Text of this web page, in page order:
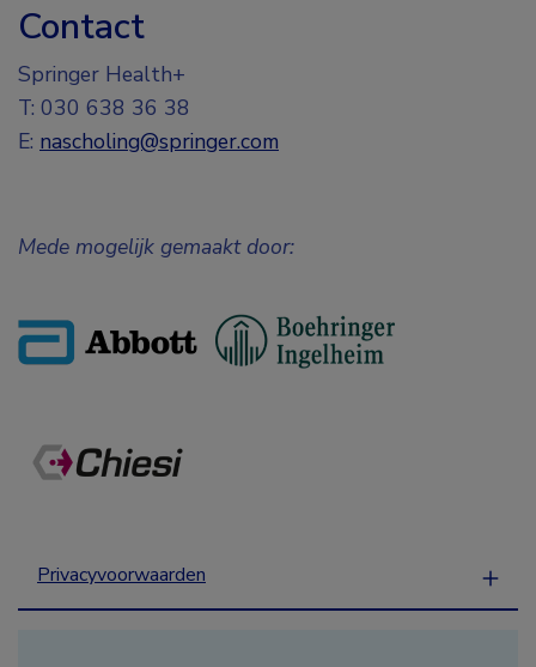
Contact
Springer Health+
T: 030 638 36 38
E: nascholing@springer.com
Mede mogelijk gemaakt door:
Privacyvoorwaarden